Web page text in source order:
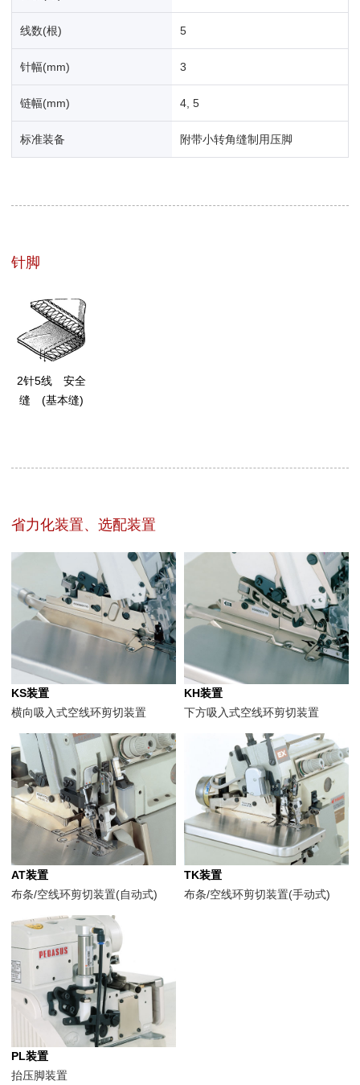
线数(根) 5
针幅(mm) 3
链幅(mm) 4, 5
标准装备 附带小转角缝制用压脚
针脚
2针5线 安全
缝 (基本缝)
省力化装置、选配装置
KS装置
横向吸入式空线环剪切装置
KH装置
下方吸入式空线环剪切装置
AT装置
布条/空线环剪切装置(自动式)
TK装置
布条/空线环剪切装置(手动式)
PL装置
抬压脚装置